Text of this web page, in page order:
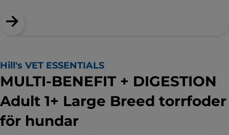
Hill's VET ESSENTIALS
MULTI-BENEFIT + DIGESTION
Adult 1+ Large Breed torrfoder
för hundar